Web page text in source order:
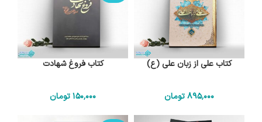
کتاب علی از زبان علی (ع)
895٬000تومان
کتاب فروغ شهادت
150٬000تومان